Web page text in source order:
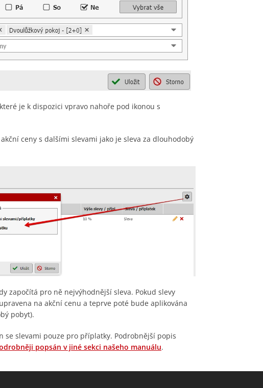
je k dispozici vpravo nahoře pod ikonou s
ceny s dalšími slevami jako je sleva za dlouhodobý
započítá pro ně nejvýhodnější sleva. Pokud slevy
na akční cenu a teprve poté bude aplikována
pobyt).
se slevami pouze pro příplatky. Podrobnější popis
popsán v jiné sekci našeho manuálu.